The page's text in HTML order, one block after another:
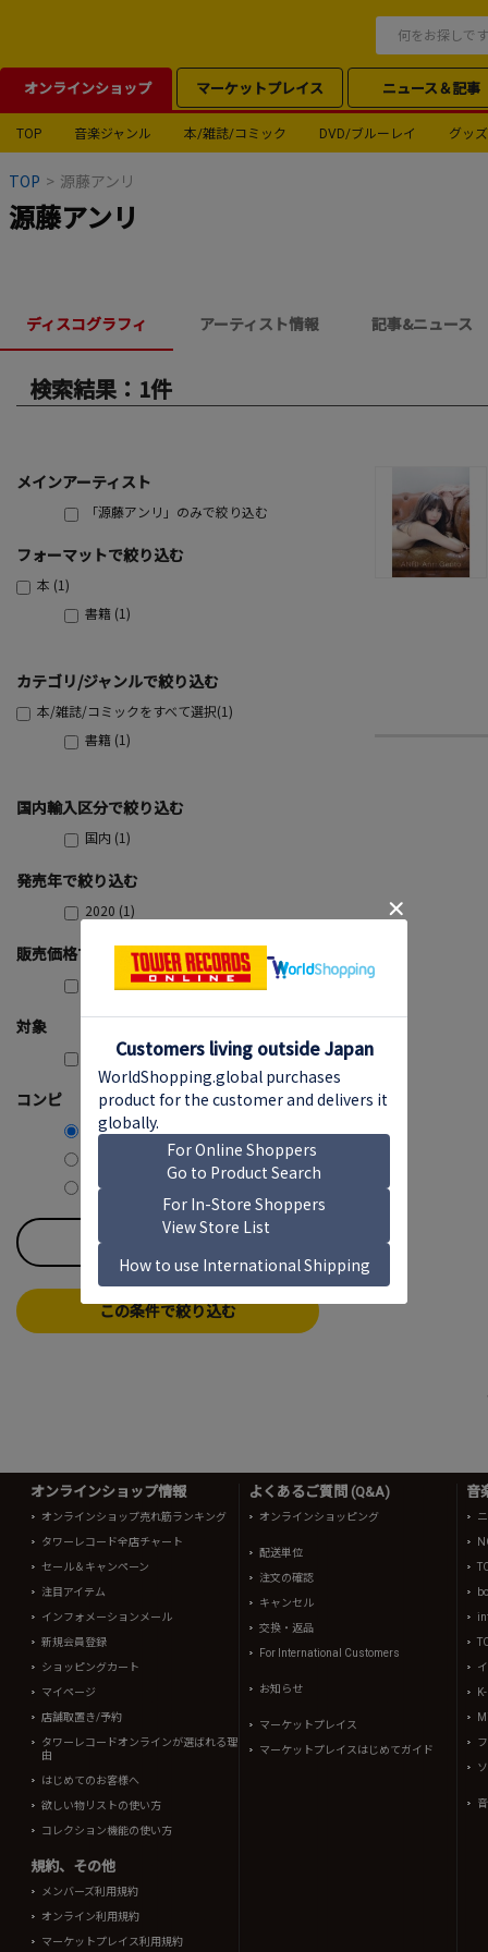
オンラインショップ マーケットプレイス ニュース＆記事
TOP 音楽ジャンル 本/雑誌/コミック DVD/ブルーレイ グッズ
TOP > 源藤アンリ
源藤アンリ
ディスコグラフィ アーティスト情報 記事&ニュース
検索結果：1件
メインアーティスト
「源藤アンリ」のみで絞り込む
フォーマットで絞り込む
本 (1)
書籍 (1)
カテゴリ/ジャンルで絞り込む
本/雑誌/コミックをすべて選択(1)
書籍 (1)
国内輸入区分で絞り込む
国内 (1)
発売年で絞り込む
2020 (1)
販売価格で絞り込む
3,000円～3,999円 (1)
対象
購入可能のみ
コンピ
コンピ含む
コンピのみ
すべてのチェックを外す
この条件で絞り込む
オンラインショップ情報
オンラインショップ売れ筋ランキング
タワーレコード全店チャート
セール＆キャンペーン
注目アイテム
インフォメーションメール
新規会員登録
ショッピングカート
マイページ
店舗取置き/予約
タワーレコードオンラインが選ばれる理
由
はじめてのお客様へ
欲しい物リストの使い方
コレクション機能の使い方
規約、その他
メンバーズ利用規約
オンライン利用規約
マーケットプレイス利用規約
よくあるご質問 (Q&A)
オンラインショッピング
配送単位
注文の確認
キャンセル
交換・返品
For International Customers
お知らせ
マーケットプレイス
マーケットプレイスはじめてガイド
音